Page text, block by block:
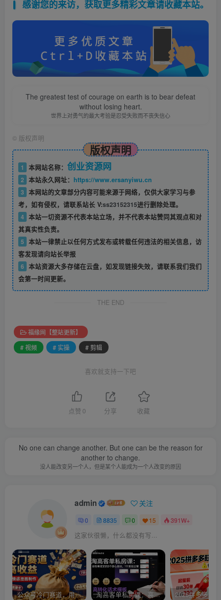
感谢您的来访，获取更多精彩文章请收藏本站。
The greatest test of courage on earth is to bear defeat
without losing heart.
世界上对勇气的最大考验是忍受失败而不丧失信心
© 版权声明
版权声明
1 本网站名称： 创业资源网
2 本站永久网址： https://www.ersanyiwu.cn
3 本网站的文章部分内容可能来源于网络，仅供大家学习与参
考，如有侵权，请联系站长 V:ss23152315进行删除处理。
4 本站一切资源不代表本站立场，并不代表本站赞同其观点和对
其真实性负责。
5 本站一律禁止以任何方式发布或转载任何违法的相关信息，访
客发现请向站长举报
6 本站资源大多存储在云盘，如发现链接失效，请联系我们我们
会第一时间更新。
THE END
福缘网【整站更新】
# 视频
# 实操 # 剪辑
喜欢就支持一下吧
点赞 0 分享 收藏
No one can change another. But one can be the reason for
another to change.
没人能改变另一个人，但是某个人能成为一个人改变的原因
admin 关注
0 8835 0 15 391W+
这家伙很懒，什么都没有写...
公众号冷门赛道，用AI做情感漫画，7天开通流量主，操作简单，小白可玩 淘高客单私房课：高客单成交的3个核心基础，1个实操法宝